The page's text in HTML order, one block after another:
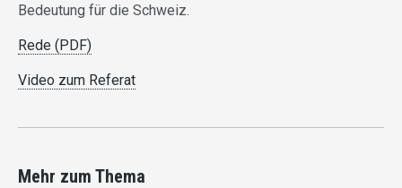
Bedeutung für die Schweiz.
Rede (PDF)
Video zum Referat
Mehr zum Thema